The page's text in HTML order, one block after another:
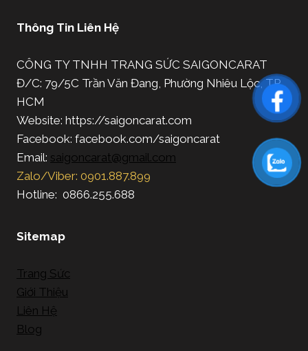
Thông Tin Liên Hệ
CÔNG TY TNHH TRANG SỨC SAIGONCARAT
Đ/C: 79/5C Trần Văn Đang, Phường Nhiêu Lộc, TP.
HCM
Website: https://saigoncarat.com
Facebook: facebook.com/saigoncarat
Email: saigoncarat@gmail.com
Zalo/Viber: 0901.887.899
Hotline: 0866.255.688
Sitemap
Trang Sức
Giới Thiệu
Liên Hệ
Blog